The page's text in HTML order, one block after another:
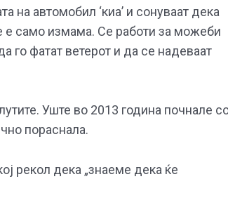
на автомобил ‘киа’ и сонуваат дека
е само измама. Се работи за можеби
го фатат ветерот и да се надеваат
Уште во 2013 година почнале
пораснала.
рекол дека „знаеме дека ќе